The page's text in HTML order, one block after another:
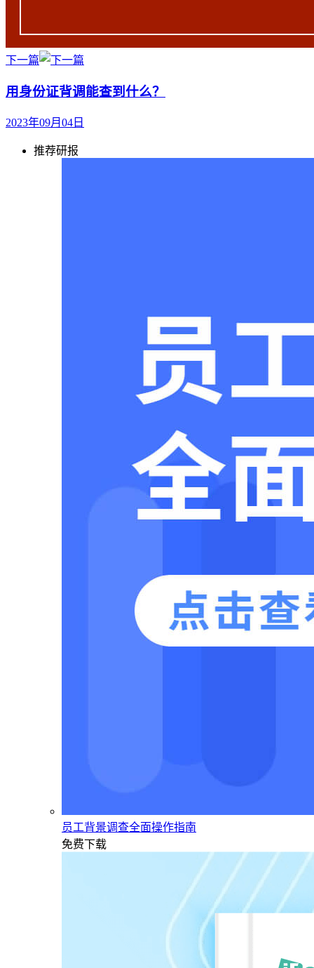
下一篇
用身份证背调能查到什么？
2023年09月04日
推荐研报
员工背景调查全面操作指南
免费下载